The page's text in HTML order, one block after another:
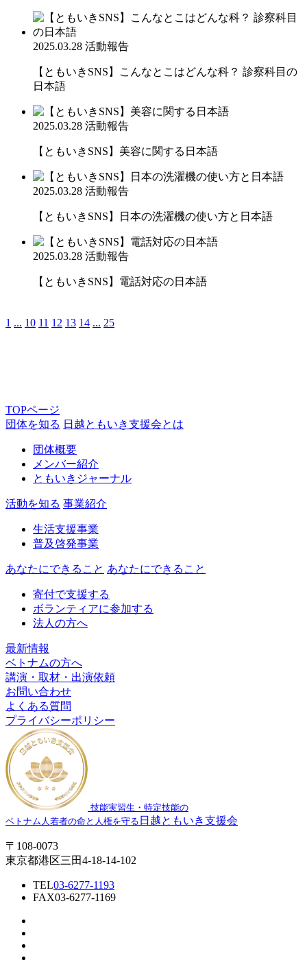
2025.03.28 活動報告
【ともいきSNS】こんなとこはどんな科？ 診察科目の
日本語
2025.03.28 活動報告
【ともいきSNS】美容に関する日本語
2025.03.28 活動報告
【ともいきSNS】日本の洗濯機の使い方と日本語
2025.03.28 活動報告
【ともいきSNS】電話対応の日本語
1 ... 10 11 12 13 14 ... 25
TOPページ
団体を知る 日越ともいき支援会とは
団体概要
メンバー紹介
ともいきジャーナル
活動を知る 事業紹介
生活支援事業
普及啓発事業
あなたにできること あなたにできること
寄付で支援する
ボランティアに参加する
法人の方へ
最新情報
ベトナムの方へ
講演・取材・出演依頼
お問い合わせ
よくある質問
プライバシーポリシー
技能実習生・特定技能の
ベトナム人若者の命と人権を守る 日越ともいき支援会
〒108-0073
東京都港区三田4-18-14-102
TEL03-6277-1193
FAX03-6277-1169